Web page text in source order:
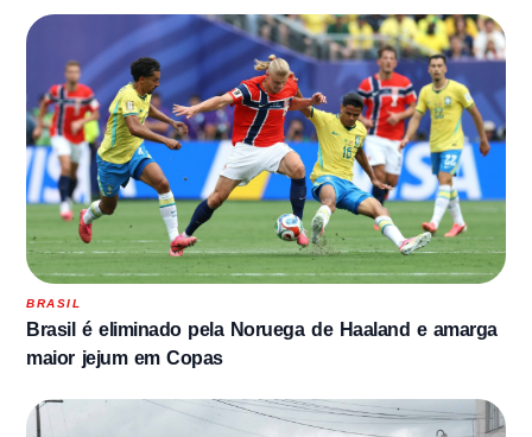
BRASIL
Brasil é eliminado pela Noruega de Haaland e amarga
maior jejum em Copas